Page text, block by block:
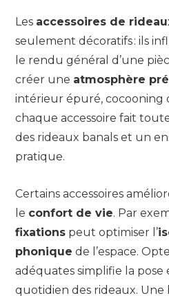
Les accessoires de
seulement décoratifs : ils
le rendu général d’une
créer une atmosphère
intérieur épuré, cocooning
chaque accessoire fait
des rideaux banals et un
pratique.
Certains accessoires
le confort de vie. Par
fixations peut optimiser l’
phonique de l’espace.
adéquates simplifie la
quotidien des rideaux. Une